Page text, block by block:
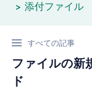
添付ファイル
すべての記事
ファイルの新
ド